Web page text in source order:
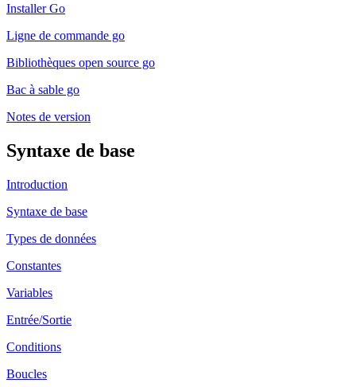
Installer Go
Ligne de commande go
Bibliothèques open source go
Bac à sable go
Notes de version
Syntaxe de base
Introduction
Syntaxe de base
Types de données
Constantes
Variables
Entrée/Sortie
Conditions
Boucles